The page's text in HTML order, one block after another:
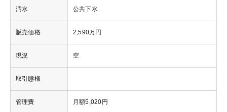
汚水 公共下水
販売価格 2,590万円
現況 空
取引態様
管理費 月額5,020円